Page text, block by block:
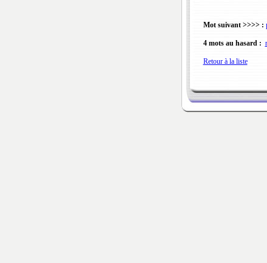
Mot suivant >>>> :
4 mots au hasard :
Retour à la liste